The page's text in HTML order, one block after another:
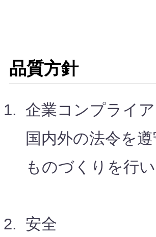
品質方針
企業コンプライ
国内外の法令を
ものづくりを行
安全